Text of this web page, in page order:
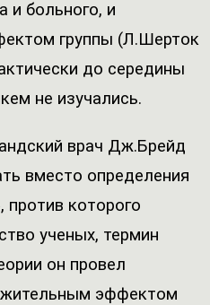
и больного, и
группы (Л.Шерток
до середины
не изучались.
врач Дж.Брейд
вместо определения
против которого
ученых, термин
он провел
эффектом